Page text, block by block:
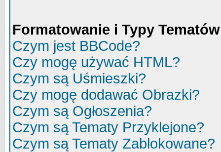
Formatowanie i Typy Tematów
Czym jest BBCode?
Czy mogę używać HTML?
Czym są Uśmieszki?
Czy mogę dodawać Obrazki?
Czym są Ogłoszenia?
Czym są Tematy Przyklejone?
Czym są Tematy Zablokowane?